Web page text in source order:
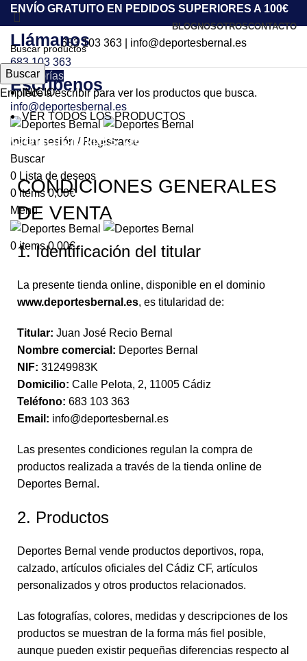
ENVÍO GRATUITO EN PEDIDOS SUPERIORES A 100€
BLOGNOSOTROSCONTACTO
683 103 363| info@deportesbernal.es
Llámanos
683 103 363
Escríbenos
info@deportesbernal.es
Iniciar sesión / Registrarse
Buscar
0 Lista de deseos
0items 0,00€
Menu
0items 0,00€
Categorías
INICIO
VER TODOS LOS PRODUCTOS
Condiciones de venta
CONDICIONES GENERALES
DE VENTA
1. Identificación del titular
La presente tienda online, disponible en el dominio
www.deportesbernal.es, es titularidad de:
Titular: Juan José Recio Bernal
Nombre comercial: Deportes Bernal
NIF: 31249983K
Domicilio: Calle Pelota, 2, 11005 Cádiz
Teléfono: 683 103 363
Email: info@deportesbernal.es
Las presentes condiciones regulan la compra de
productos realizada a través de la tienda online de
Deportes Bernal.
2. Productos
Deportes Bernal vende productos deportivos, ropa,
calzado, artículos oficiales del Cádiz CF, artículos
personalizados y otros productos relacionados.
Las fotografías, colores, medidas y descripciones de los
productos se muestran de la forma más fiel posible,
aunque pueden existir pequeñas diferencias respecto al
Buscar
Empiece a escribir para ver los productos que busca.